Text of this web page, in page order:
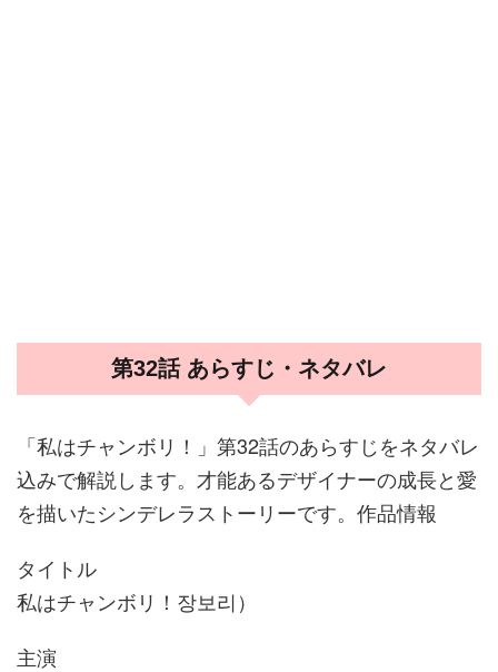
第32話 あらすじ・ネタバレ
「私はチャンボリ！」第32話のあらすじをネタバレ
込みで解説します。才能あるデザイナーの成長と愛
を描いたシンデレラストーリーです。作品情報
タイトル
私はチャンボリ！장보리）
主演